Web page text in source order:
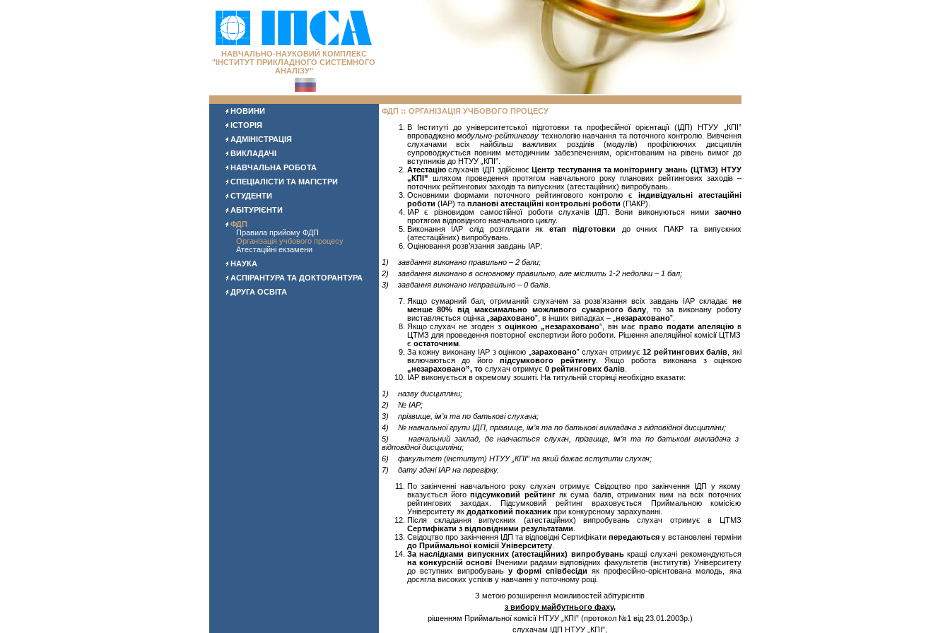
НАВЧАЛЬНО-НАУКОВИЙ КОМПЛЕКС
"ІНСТИТУТ ПРИКЛАДНОГО СИСТЕМНОГО
АНАЛІЗУ"
НОВИНИ
ІСТОРІЯ
АДМІНІСТРАЦІЯ
ВИКЛАДАЧІ
НАВЧАЛЬНА РОБОТА
СПЕЦІАЛІСТИ ТА МАГІСТРИ
СТУДЕНТИ
АБІТУРІЄНТИ
ФДП
Правила прийому ФДП
Організація учбового процесу
Атестаційні екзамени
НАУКА
АСПІРАНТУРА ТА ДОКТОРАНТУРА
ДРУГА ОСВІТА
ФДП:: ОРГАНІЗАЦІЯ УЧБОВОГО ПРОЦЕСУ
В Інституті до університетської підготовки та професійної орієнтації (ІДП) НТУУ „КПІ”
впровадженомодульно-рейтингову технологію навчання та поточного контролю. Вивчення
слухачами всіх найбільш важливих розділів (модулів) профілюючих дисциплін
супроводжується повним методичним забезпеченням, орієнтованим на рівень вимог до
вступників до НТУУ „КПІ”.
Атестаціюслухачів ІДП здійснюєЦентр тестування та моніторингу знань (ЦТМЗ) НТУУ
„КПІ” шляхом проведення протягом навчального року планових рейтингових заходів –
поточних рейтингових заходів та випускних (атестаційних) випробувань.
Основними формами поточного рейтингового контролю є індивідуальні атестаційні
роботи (ІАР) та планові атестаційні контрольні роботи (ПАКР).
ІАР є різновидом самостійної роботи слухачів ІДП. Вони виконуються ними заочно
протягом відповідного навчального циклу.
Виконання ІАР слід розглядати якетап підготовки до очних ПАКР та випускних
(атестаційних) випробувань.
Оцінювання розв’язання завдань ІАР:
1)
завдання виконано правильно – 2 бали;
2)
завдання виконано в основному правильно, але містить 1-2 недоліки – 1 бал;
3)
завдання виконано неправильно – 0 балів.
Якщо сумарний бал, отриманий слухачем за розв’язання всіх завдань ІАР складає не
менше 80% від максимально можливого сумарного балу , то за виконану роботу
виставляється оцінка „ зараховано”, в інших випадках – „ незараховано”.
Якщо слухач не згоден зоцінкою „незараховано”, він має право подати апеляціюв
ЦТМЗ для проведення повторної експертизи його роботи. Рішення апеляційної комісії ЦТМЗ
є остаточним.
За кожну виконану ІАР з оцінкою „ зараховано” слухач отримує 12 рейтингових балів , які
включаються до його підсумкового рейтингу. Якщо робота виконана з оцінкою
„незараховано”, тослухач отримує 0 рейтингових балів.
ІАР виконується в окремому зошиті. На титульній сторінці необхідно вказати:
1)
назву дисципліни;
2)
№ ІАР;
3)
прізвище, ім’я та по батькові слухача;
4)
№ навчальної групи ІДП, прізвище, ім’я та по батькові викладача з відповідної дисципліни;
5)
навчальний заклад, де навчається слухач, прізвище, ім’я та по батькові викладача з
відповідної дисципліни;
6)
факультет (інститут) НТУУ „КПІ” на який бажає вступити слухач;
7)
дату здачі ІАР на перевірку.
По закінченні навчального року слухач отримує Свідоцтво про закінчення ІДП у якому
вказується йогопідсумковий рейтингяк сума балів, отриманих ним на всіх поточних
рейтингових заходах. Підсумковий рейтинг враховується Приймальною комісією
Університету як додатковий показникпри конкурсному зарахуванні.
Після складання випускних (атестаційних) випробувань слухач отримує в ЦТМЗ
Сертифікати з відповідними результатами
Свідоцтво про закінчення ІДП та відповідні Сертифікатипередаються у встановлені терміни
до Приймальної комісії Університету.
За наслідками випускних (атестаційних) випробуванькращі слухачі рекомендуються
на конкурсній основі Вченими радами відповідних факультетів (інститутів) Університету
до вступних випробувань у формі співбесіди як професійно-орієнтована молодь, яка
досягла високих успіхів у навчанні у поточному році.
З метою розширення можливостей абітурієнтів
з вибору майбутнього фаху,
рішенням Приймальної комісії НТУУ „КПІ” (протокол №1 від 23.01.2003р.)
слухачам ІДП НТУУ „КПІ”,